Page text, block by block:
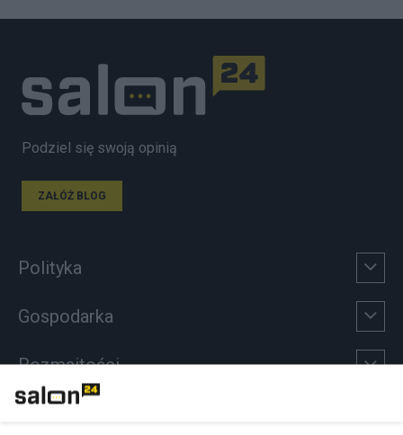
Podziel się swoją opinią
ZAŁÓŻ BLOG
Polityka
Gospodarka
Rozmaitości